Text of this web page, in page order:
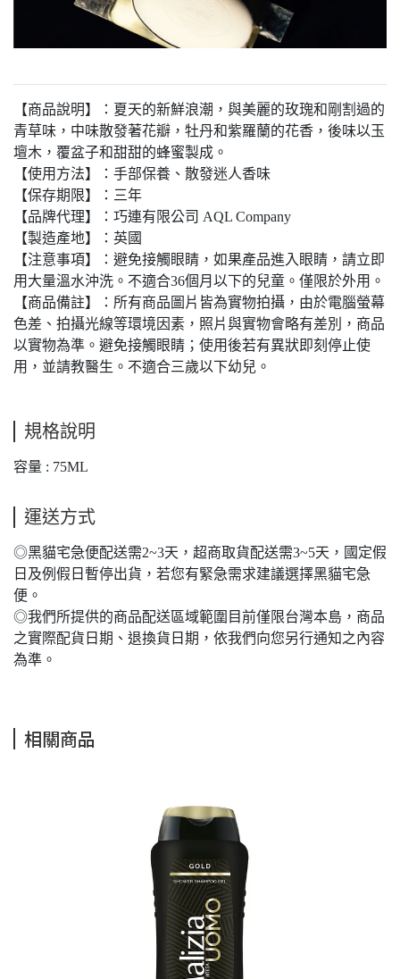
【商品說明】：夏天的新鮮浪潮，與美麗的玫瑰和剛割過的
青草味，中味散發著花瓣，牡丹和紫羅蘭的花香，後味以玉
壇木，覆盆子和甜甜的蜂蜜製成。
【使用方法】：手部保養、散發迷人香味
【保存期限】：三年
【品牌代理】：巧連有限公司 AQL Company
【製造產地】：英國
【注意事項】：避免接觸眼睛，如果產品進入眼睛，請立即
用大量溫水沖洗。不適合36個月以下的兒童。僅限於外用。
【商品備註】：所有商品圖片皆為實物拍攝，由於電腦螢幕
色差、拍攝光線等環境因素，照片與實物會略有差別，商品
以實物為準。避免接觸眼睛；使用後若有異狀即刻停止使
用，並請教醫生。不適合三歲以下幼兒。
規格說明
容量 : 75ML
運送方式
◎黑貓宅急便配送需2~3天，超商取貨配送需3~5天，國定假
日及例假日暫停出貨，若您有緊急需求建議選擇黑貓宅急
便。
◎我們所提供的商品配送區域範圍目前僅限台灣本島，商品
之實際配貨日期、退換貨日期，依我們向您另行通知之內容
為準。
相關商品